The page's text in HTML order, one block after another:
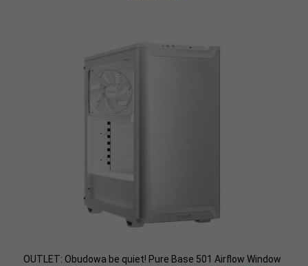
OUTLET: Obudowa be quiet! Pure Base 501 Airflow Window